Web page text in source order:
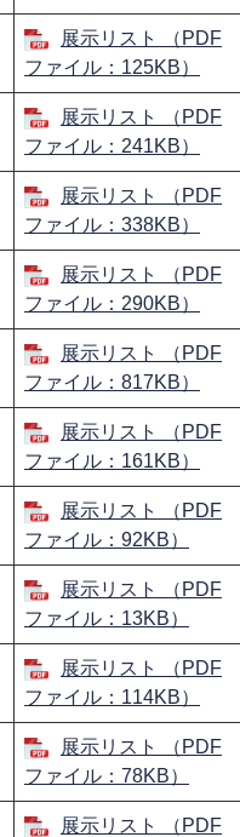
展示リスト （PDF
ファイル：125KB）
展示リスト （PDF
ファイル：241KB）
展示リスト （PDF
ファイル：338KB）
展示リスト （PDF
ファイル：290KB）
展示リスト （PDF
ファイル：817KB）
展示リスト （PDF
ファイル：161KB）
展示リスト （PDF
ファイル：92KB）
展示リスト （PDF
ファイル：13KB）
展示リスト （PDF
ファイル：114KB）
展示リスト （PDF
ファイル：78KB）
展示リスト （PDF